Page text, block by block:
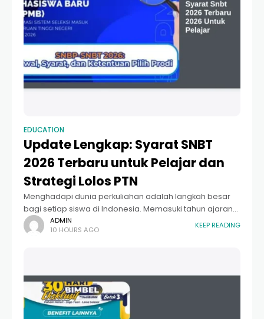
EDUCATION
Update Lengkap: Syarat SNBT
2026 Terbaru untuk Pelajar dan
Strategi Lolos PTN
Menghadapi dunia perkuliahan adalah langkah besar
bagi setiap siswa di Indonesia. Memasuki tahun ajaran
mendatang, sangat penting bagi Anda untuk
memahami Syarat Snbt 2026 Terbaru 2026 Untuk Pelajar
ADMIN
10 HOURS AGO
KEEP READING